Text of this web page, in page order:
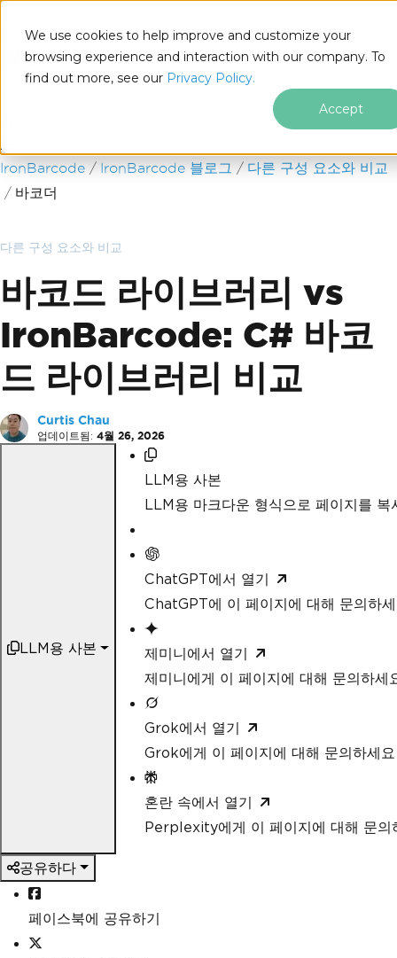
We use cookies to help improve and customize your
browsing experience and interaction with our company. To
find out more, see our Privacy Policy.
Accept
푸터 콘텐츠로 바로가기
IronBarcode IronBarcode 블로그
다른 구성 요소와 비교
바코더
다른 구성 요소와 비교
바코드 라이브러리 vs
IronBarcode: C# 바코
드 라이브러리 비교
Curtis Chau
업데이트됨: 4월 26, 2026
LLM용 사본
LLM용 사본
LLM용 마크다운 형식으로 페이지를 복
ChatGPT에서 열기
ChatGPT에 이 페이지에 대해 문의하
제미니에서 열기
제미니에게 이 페이지에 대해 문의하세
Grok에서 열기
Grok에게 이 페이지에 대해 문의하세요
혼란 속에서 열기
Perplexity에게 이 페이지에 대해 문의
공유하다
페이스북에 공유하기